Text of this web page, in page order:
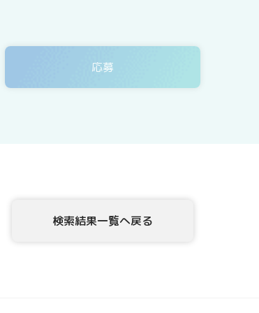
4．開示等の請求について
テックアダプト会員登録者様が、当社に個人情報を提供
検索結果一覧へ戻る